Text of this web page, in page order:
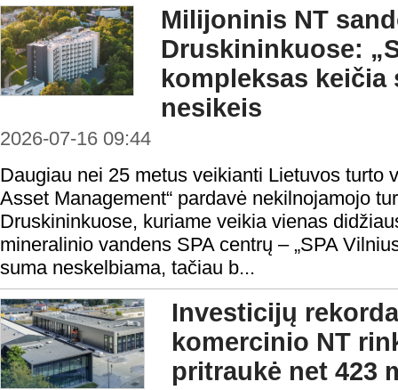
Milijoninis NT
Druskininkuose:
kompleksas keičia
nesikeis
2026-07-16 09:44
Daugiau nei 25 metus veikianti Lietuvos turto
Asset Management“ pardavė nekilnojamojo
Druskininkuose, kuriame veikia vienas
mineralinio vandens SPA centrų – „SPA
suma neskelbiama, tačiau b...
Investicijų
komercinio NT
pritraukė net 423